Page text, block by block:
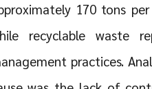
170 tons
recyclable waste
practices.